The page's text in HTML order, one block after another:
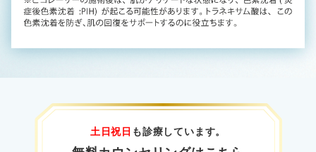
土日祝日 も診療しています。